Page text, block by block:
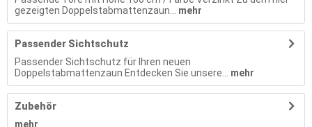
gezeigten Doppelstabmattenzaun...
mehr
Passender Sichtschutz
Passender Sichtschutz für Ihren neuen
Doppelstabmattenzaun Entdecken Sie unsere...
mehr
Zubehör
mehr